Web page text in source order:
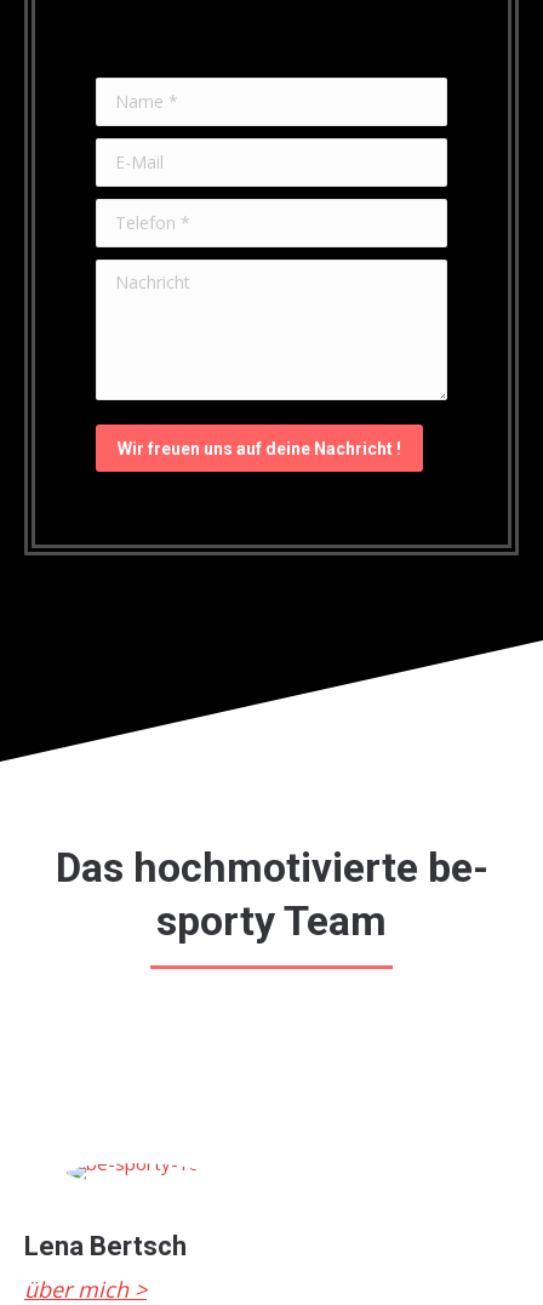
Name *
E-Mail
Telefon *
Nachricht
Wir freuen uns auf deine Nachricht !
Das hochmotivierte be-
sporty Team
Lena Bertsch
über mich >